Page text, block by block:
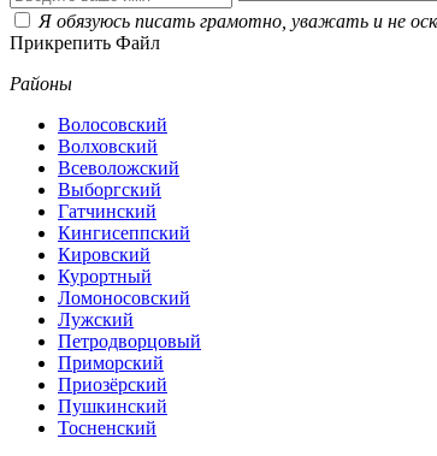
Я обязуюсь писать грамотно, уважать и не
Прикрепить Файл
Районы
Волосовский
Волховский
Всеволожский
Выборгский
Гатчинский
Кингисеппский
Кировский
Курортный
Ломоносовский
Лужский
Петродворцовый
Приморский
Приозёрский
Пушкинский
Тосненский